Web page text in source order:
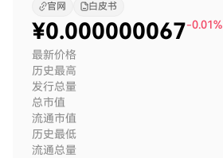
官网 白皮书
¥0.000000067-0.01%
最新价格
历史最高
发行总量
总市值
流通市值
历史最低
流通总量